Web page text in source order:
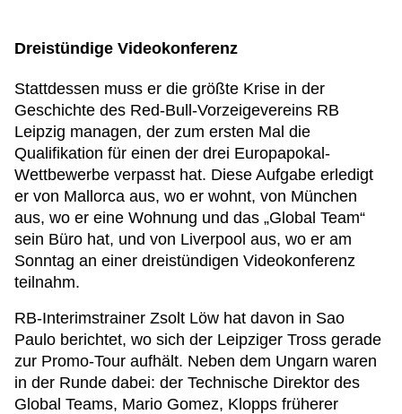
Dreistündige Videokonferenz
Stattdessen muss er die größte Krise in der
Geschichte des Red-Bull-Vorzeigevereins RB
Leipzig managen, der zum ersten Mal die
Qualifikation für einen der drei Europapokal-
Wettbewerbe verpasst hat. Diese Aufgabe erledigt
er von Mallorca aus, wo er wohnt, von München
aus, wo er eine Wohnung und das „Global Team“
sein Büro hat, und von Liverpool aus, wo er am
Sonntag an einer dreistündigen Videokonferenz
teilnahm.
RB-Interimstrainer Zsolt Löw hat davon in Sao
Paulo berichtet, wo sich der Leipziger Tross gerade
zur Promo-Tour aufhält. Neben dem Ungarn waren
in der Runde dabei: der Technische Direktor des
Global Teams, Mario Gomez, Klopps früherer